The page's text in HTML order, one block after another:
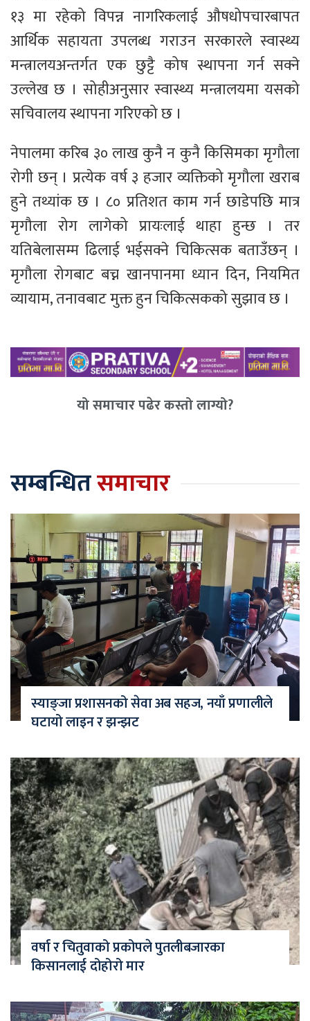
१३ मा रहेको विपन्न नागरिकलाई औषधोपचारबापत
आर्थिक सहायता उपलब्ध गराउन सरकारले स्वास्थ्य
मन्त्रालयअन्तर्गत एक छुट्टै कोष स्थापना गर्न सक्ने
उल्लेख छ । सोहीअनुसार स्वास्थ्य मन्त्रालयमा यसको
सचिवालय स्थापना गरिएको छ ।
नेपालमा करिब ३० लाख कुनै न कुनै किसिमका मृगौला
रोगी छन् । प्रत्येक वर्ष ३ हजार व्यक्तिको मृगौला खराब
हुने तथ्यांक छ । ८० प्रतिशत काम गर्न छाडेपछि मात्र
मृगौला रोग लागेको प्रायःलाई थाहा हुन्छ । तर
यतिबेलासम्म ढिलाई भईसक्ने चिकित्सक बताउँछन् ।
मृगौला रोगबाट बच्न खानपानमा ध्यान दिन, नियमित
व्यायाम, तनावबाट मुक्त हुन चिकित्सकको सुझाव छ ।
यो समाचार पढेर कस्तो लाग्यो?
सम्बन्धितसमाचार
स्याङ्जा प्रशासनको सेवा अब सहज, नयाँ प्रणालीले
घटायो लाइन र झन्झट
वर्षा र चितुवाको प्रकोपले पुतलीबजारका
किसानलाई दोहोरो मार